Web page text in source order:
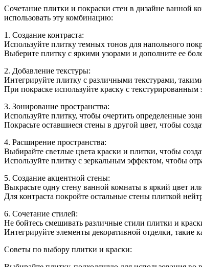
Сочетание плитки и покраски стен в дизайне ванной
использовать эту комбинацию:
1. Создание контраста:
Используйте плитку темных тонов для напольного
Выберите плитку с яркими узорами и дополните ее
2. Добавление текстуры:
Интегрируйте плитку с различными текстурами,
При покраске используйте краску с
3. Зонирование пространства:
Используйте плитку, чтобы очертить определенные
Покрасьте оставшиеся стены в другой цвет, чтобы
4. Расширение пространства:
Выбирайте светлые цвета краски и плитки, чтобы
Используйте плитку с зеркальным эффектом, чтобы
5. Создание акцентной стены:
Выкрасьте одну стену ванной комнаты в яркий цвет
Для контраста покройте остальные стены плиткой
6. Сочетание стилей:
Не бойтесь смешивать различные стили плитки и
Интегрируйте элементы декоративной отделки,
Советы по выбору плитки и краски: